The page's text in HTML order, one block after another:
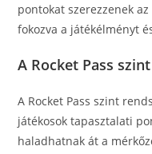
pontokat szerezzenek
fokozva a játékélményt
A Rocket Pass
A Rocket Pass szint
játékosok tapasztalati
haladhatnak át a